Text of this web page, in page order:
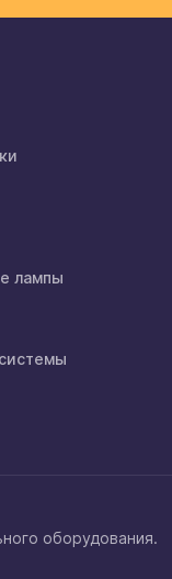
лампы
оборудования.